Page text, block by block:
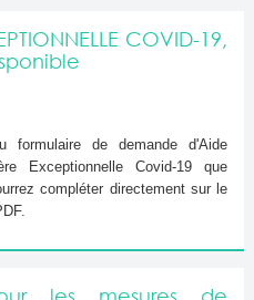
COVID-19,
formulaire de demande d'Aide
Exceptionnelle Covid-19 que
compléter directement sur le